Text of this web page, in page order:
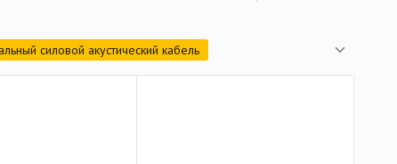
силовой акустический кабель
Мультикорный акустический кабель